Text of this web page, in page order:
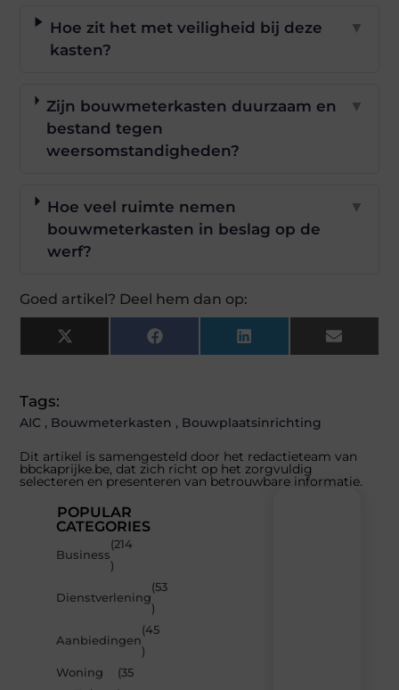
Hoe zit het met veiligheid bij deze
kasten?
▼
Zijn bouwmeterkasten duurzaam en
bestand tegen
weersomstandigheden?
▼
Hoe veel ruimte nemen
bouwmeterkasten in beslag op de
werf?
▼
Goed artikel? Deel hem dan op:
X
(Twitter)
Facebook LinkedIn Email
Tags:
AIC , Bouwmeterkasten , Bouwplaatsinrichting
Dit artikel is samengesteld door het redactieteam van
bbckaprijke.be, dat zich richt op het zorgvuldig
selecteren en presenteren van betrouwbare informatie.
POPULAR
CATEGORIES
Business
(214
)
Dienstverlening
(53
)
Aanbiedingen
(45
)
Woning
(35